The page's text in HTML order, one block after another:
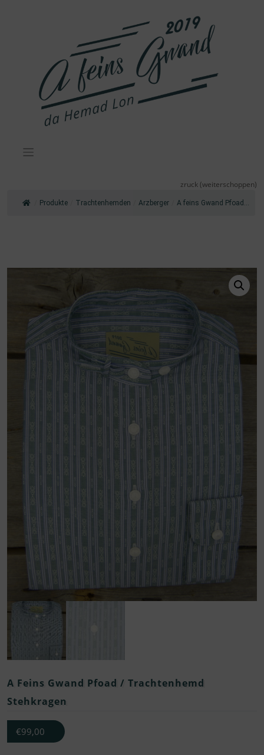
zruck (weiterschoppen)
Produkte Trachtenhemden Arzberger A feins Gwand Pfoad...
A Feins Gwand Pfoad / Trachtenhemd
Stehkragen
€99,00